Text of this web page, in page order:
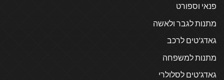
פנאי וספורט
מתנות לגבר ולאשה
גאדג'טים לרכב
מתנות למשפחה
גאדג'טים לסלולרי